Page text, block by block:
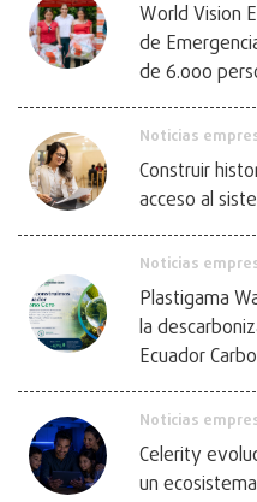
World Vision
de
de 6.000
Noticias
Construir
acceso al
Noticias
Plastigama
la
Ecuador
Noticias
Celerity
un